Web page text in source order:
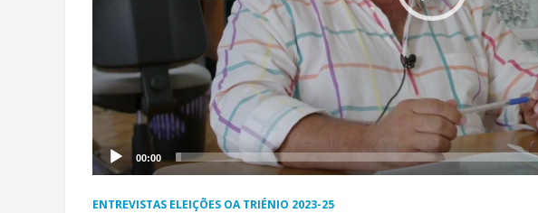
00:00
ENTREVISTAS ELEIÇÕES OA TRIÉNIO 2023-25